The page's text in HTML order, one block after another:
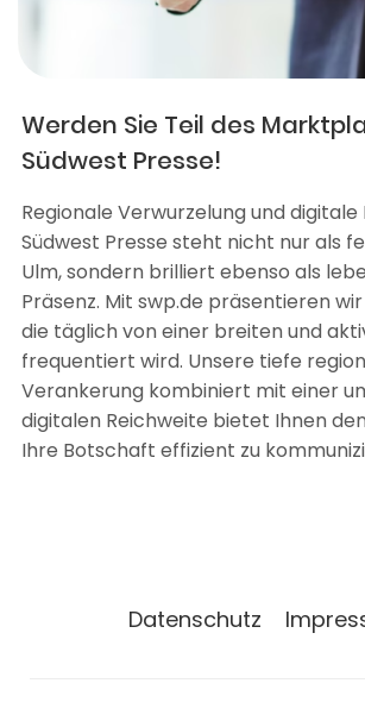
Werden Sie Teil des
Südwest Presse!
Regionale Verwurzelung und digitale
Südwest Presse steht nicht nur als
Ulm, sondern brilliert ebenso als
Präsenz. Mit swp.de präsentieren
die täglich von einer breiten und
frequentiert wird. Unsere tiefe
Verankerung kombiniert mit einer
digitalen Reichweite bietet Ihnen
Ihre Botschaft effizient zu
Datenschutz